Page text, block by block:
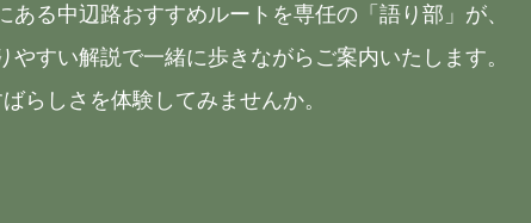
る中辺路おすすめルートを専任の「語り部」が、
すい解説で一緒に歩きながらご案内いたします。
らしさを体験してみませんか。